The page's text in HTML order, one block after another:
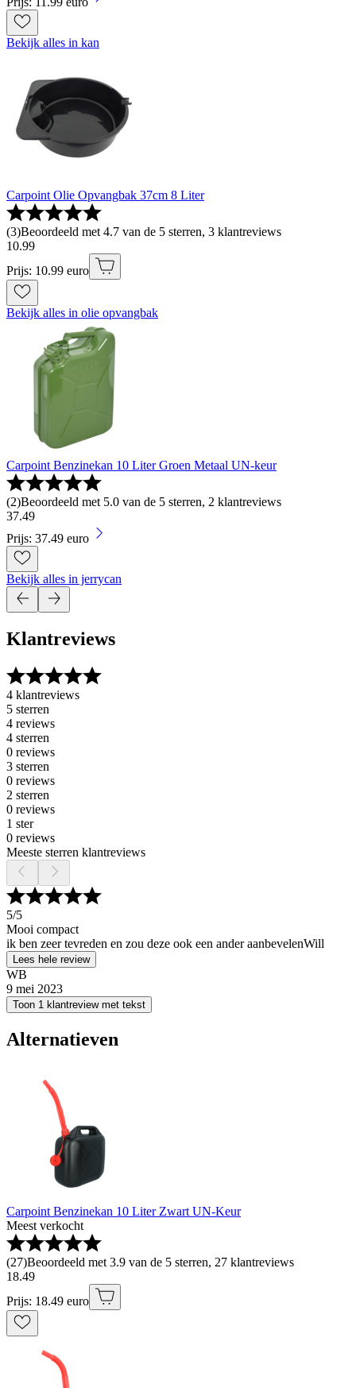
Bekijk alles in kan
Carpoint Olie Opvangbak 37cm 8 Liter
(3)Beoordeeld met 4.7 van de 5 sterren, 3 klantreviews
10.99
Prijs: 10.99 euro
Bekijk alles in olie opvangbak
Carpoint Benzinekan 10 Liter Groen Metaal UN-keur
(2)Beoordeeld met 5.0 van de 5 sterren, 2 klantreviews
37.49
Prijs: 37.49 euro
Bekijk alles in jerrycan
Klantreviews
4 klantreviews
5 sterren
4 reviews
4 sterren
0 reviews
3 sterren
0 reviews
2 sterren
0 reviews
1 ster
0 reviews
Meeste sterren klantreviews
5/5
Mooi compact
ik ben zeer tevreden en zou deze ook een ander aanbevelenWill
Lees hele review
WB
9 mei 2023
Toon 1 klantreview met tekst
Alternatieven
Carpoint Benzinekan 10 Liter Zwart UN-Keur
Meest verkocht
(27)Beoordeeld met 3.9 van de 5 sterren, 27 klantreviews
18.49
Prijs: 18.49 euro